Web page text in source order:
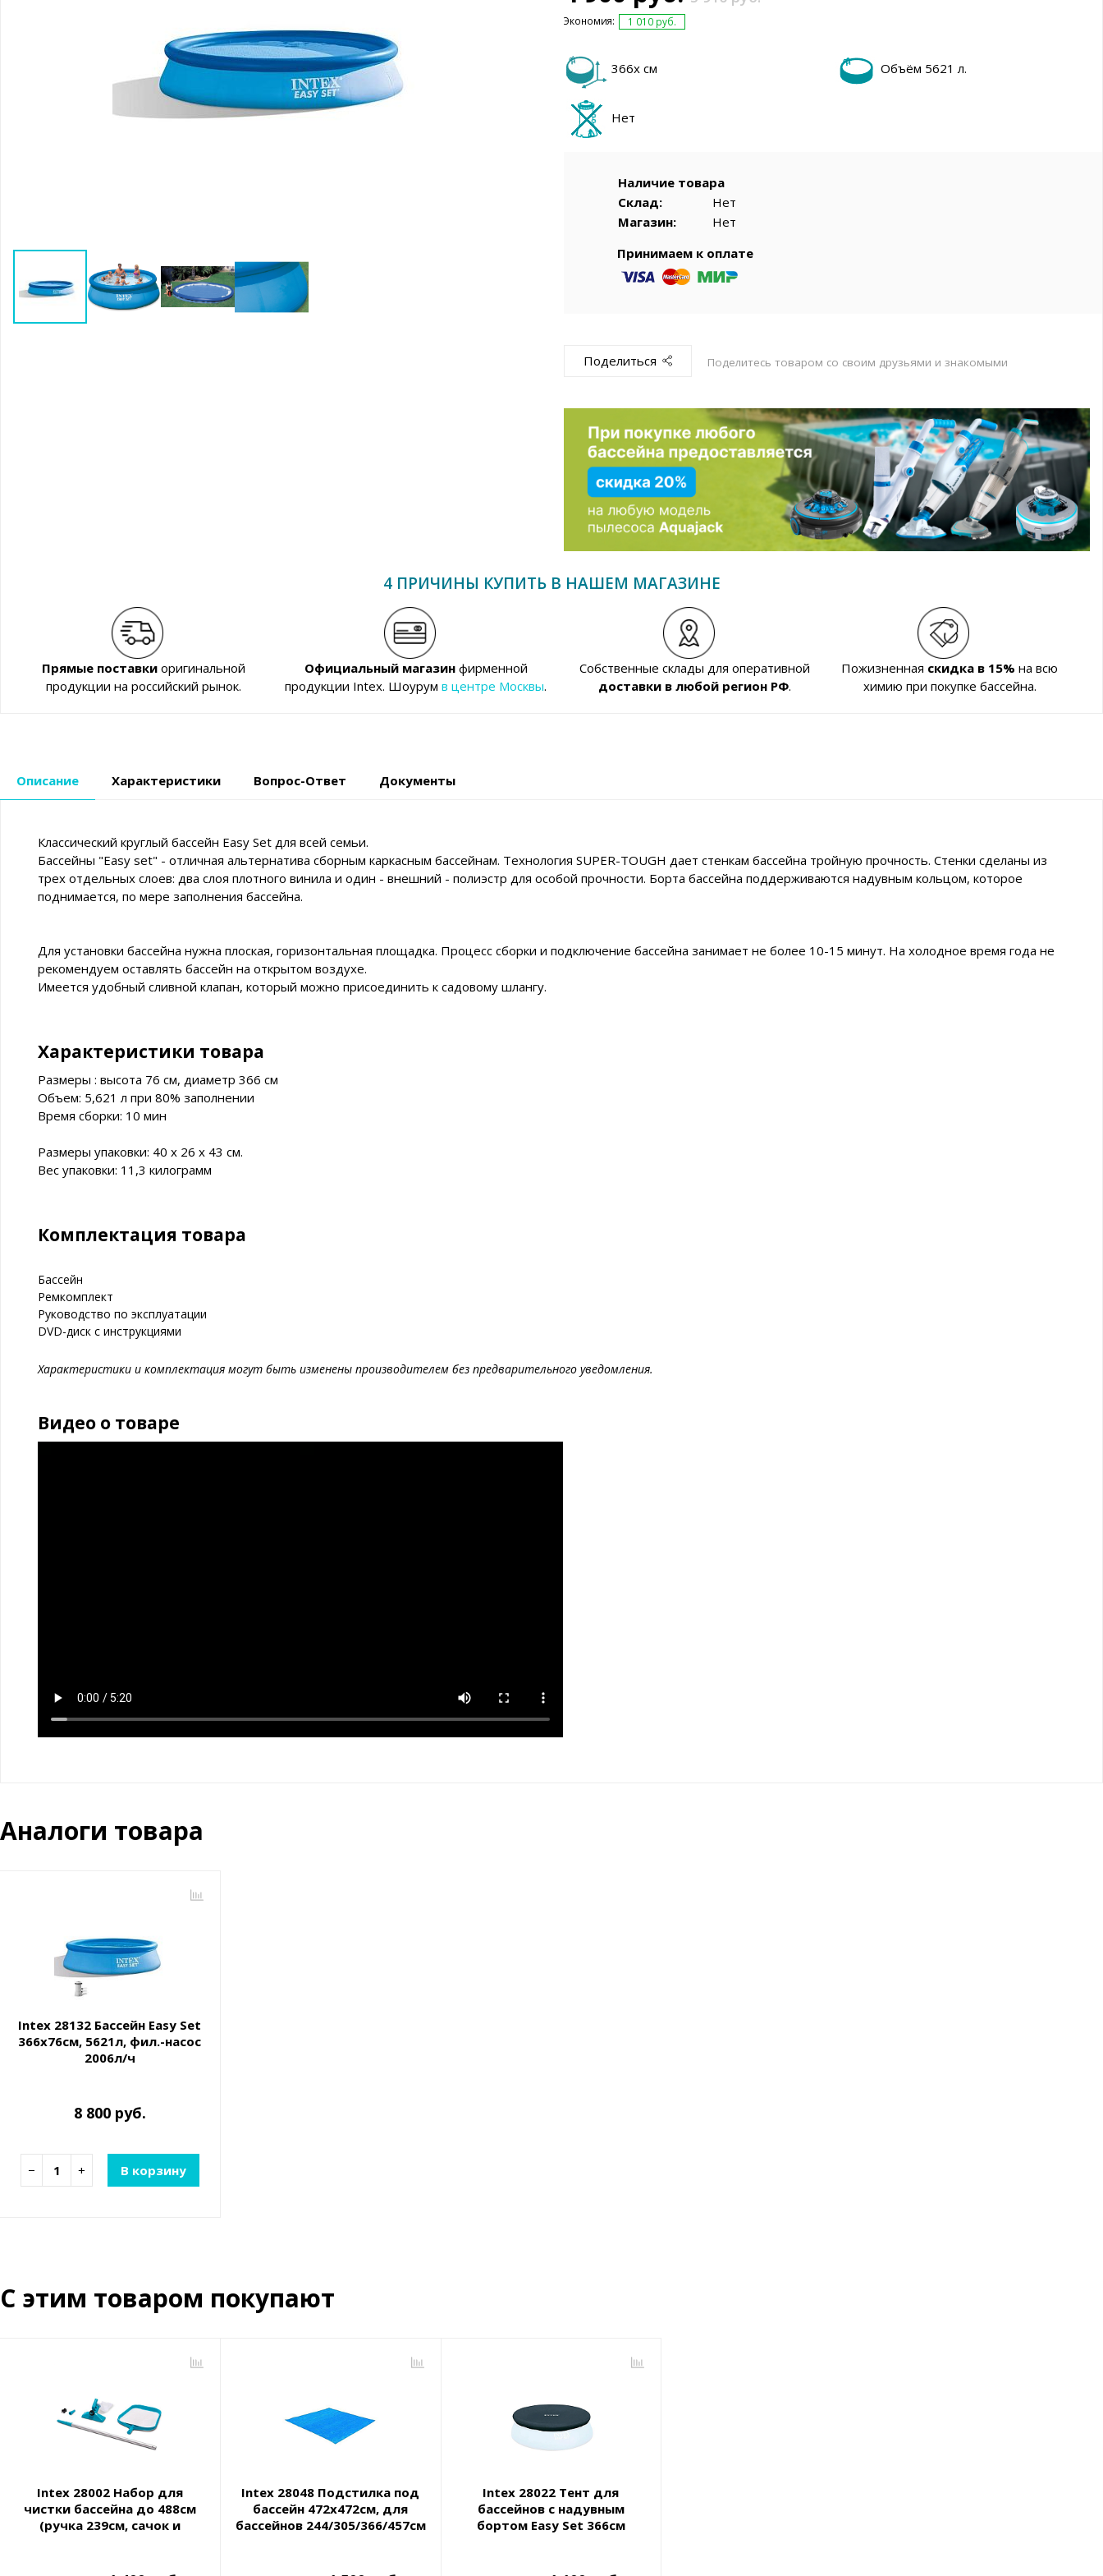
Экономия: 1 010 руб.
366х см Объём 5621 л.
Нет
Наличие товара
Склад:
Нет
Магазин:
Нет
Принимаем к оплате
Поделиться Поделитесь товаром со своим друзьями и знакомыми
4 ПРИЧИНЫ КУПИТЬ В НАШЕМ МАГАЗИНЕ
Прямые поставкиоригинальной
продукции на российский рынок.
Официальный магазинфирменной
продукции Intex. Шоурумв центре Москвы.
Собственные склады для оперативной
доставки в любой регион РФ.
Пожизненная скидка в 15% на всю
химию при покупке бассейна.
Описание Характеристики Вопрос-Ответ Документы
Классический круглый бассейн Easy Set для всей семьи.
Бассейны "Easy set" - отличная альтернатива сборным каркасным бассейнам. Технология SUPER-TOUGH дает стенкам бассейна тройную прочность. Стенки сделаны из
трех отдельных слоев: два слоя плотного винила и один - внешний - полиэстр для особой прочности. Борта бассейна поддерживаются надувным кольцом, которое
поднимается, по мере заполнения бассейна.
Для установки бассейна нужна плоская, горизонтальная площадка. Процесс сборки и подключение бассейна занимает не более 10-15 минут. На холодное время года не
рекомендуем оставлять бассейн на открытом воздухе.
Имеется удобный сливной клапан, который можно присоединить к садовому шлангу.
Характеристики товара
Размеры : высота 76 см, диаметр 366 см
Объем: 5,621 л при 80% заполнении
Время сборки: 10 мин
Размеры упаковки: 40 x 26 x 43 см.
Вес упаковки: 11,3 килограмм
Комплектация товара
Бассейн
Ремкомплект
Руководство по эксплуатации
DVD-диск с инструкциями
Характеристики и комплектация могут быть изменены производителем без предварительного уведомления.
Видео о товаре
Аналоги товара
Intex 28132 Бассейн Easy Set
366х76см, 5621л, фил.-насос
2006л/ч
8 800 руб.
− + В корзину
С этим товаром покупают
Intex 28002 Набор для
чистки бассейна до 488см
(ручка 239см, сачок и
Intex 28048 Подстилка под
бассейн 472х472см, для
бассейнов 244/305/366/457см
Intex 28022 Тент для
бассейнов с надувным
бортом Easy Set 366см